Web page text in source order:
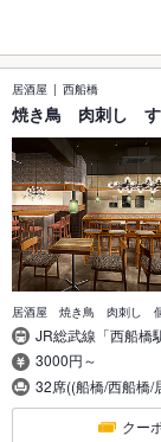
居酒屋 西船橋
焼き鳥 肉刺し
居酒屋 焼き鳥 肉刺し
JR総武線「西船橋
3000円～
32席((船橋/西船橋/
クー